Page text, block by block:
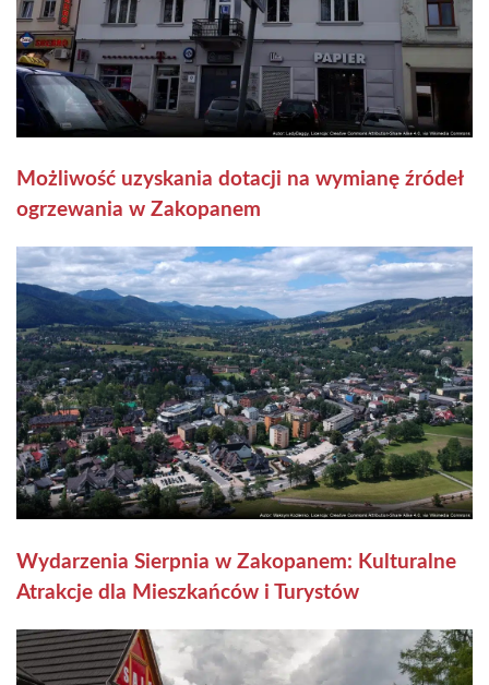
Możliwość uzyskania dotacji na wymianę źródeł
ogrzewania w Zakopanem
Wydarzenia Sierpnia w Zakopanem: Kulturalne
Atrakcje dla Mieszkańców i Turystów